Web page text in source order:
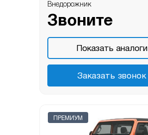
Внедорожник
Звоните
Показать аналоги
Заказать звонок
ПРЕМИУМ